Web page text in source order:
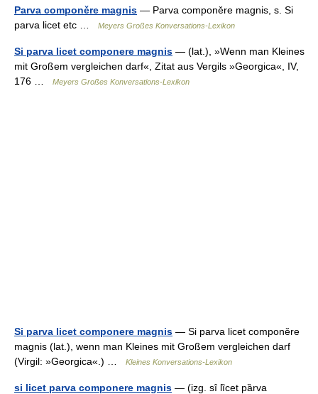
Parva componěre magnis — Parva componěre magnis, s. Si
parva licet etc …
Meyers Großes Konversations-Lexikon
Si parva licet componere magnis — (lat.), »Wenn man Kleines
mit Großem vergleichen darf«, Zitat aus Vergils »Georgica«, IV,
176 …
Meyers Großes Konversations-Lexikon
Si parva licet componere magnis — Si parva licet componĕre
magnis (lat.), wenn man Kleines mit Großem vergleichen darf
(Virgil: »Georgica«.) …
Kleines Konversations-Lexikon
si licet parva componere magnis — (izg. sȋ lȉcet pȁrva